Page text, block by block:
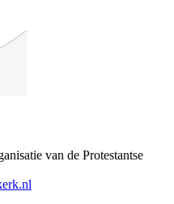
van de Protestantse